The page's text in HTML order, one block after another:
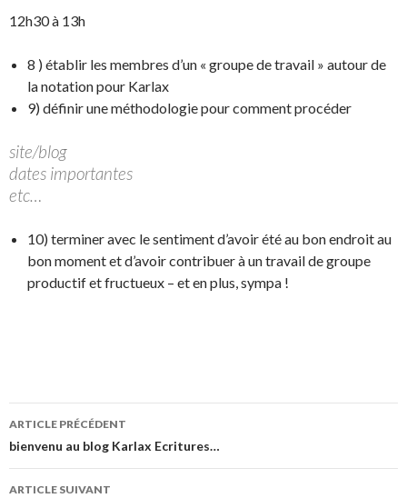
12h30 à 13h
8 ) établir les membres d’un « groupe de travail » autour de
la notation pour Karlax
9) définir une méthodologie pour comment procéder
site/blog
dates importantes
etc…
10) terminer avec le sentiment d’avoir été au bon endroit au
bon moment et d’avoir contribuer à un travail de groupe
productif et fructueux – et en plus, sympa !
Navigation
des
articles
ARTICLE PRÉCÉDENT
bienvenu au blog Karlax Ecritures…
ARTICLE SUIVANT